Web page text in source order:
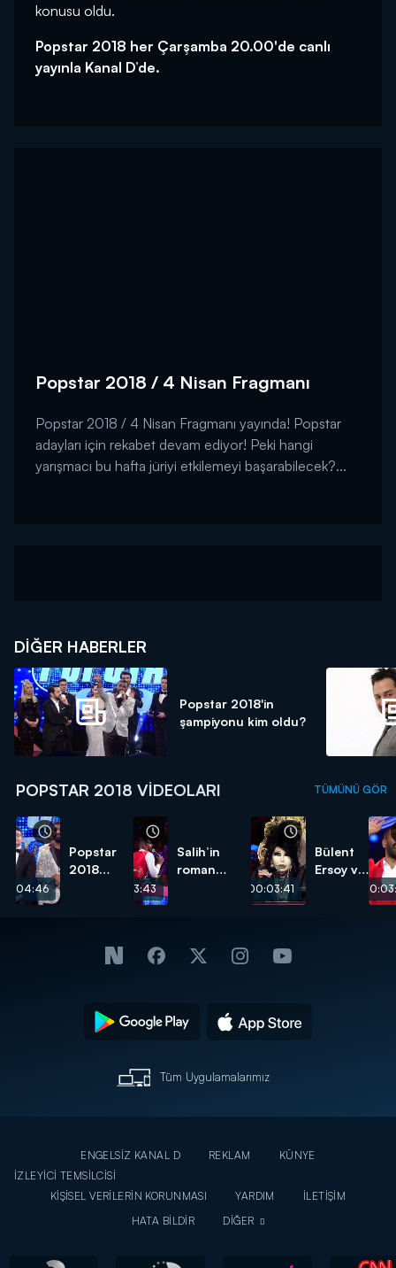
konusu oldu.
Popstar 2018 her Çarşamba 20.00'de canlı
yayınla Kanal D’de.
Popstar 2018 / 4 Nisan Fragmanı
Popstar 2018 / 4 Nisan Fragmanı yayında! Popstar
adayları için rekabet devam ediyor! Peki hangi
yarışmacı bu hafta jüriyi etkilemeyi başarabilecek?...
DIĞER HABERLER
Popstar 2018'in
şampiyonu kim oldu?
POPSTAR 2018 VIDEOLARI TÜMÜNÜ GÖR
Popstar
2018
00:03:43
Salih’in
roman
00:03:41
Bülent
Ersoy ve
Tüm Uygulamalarımız
ENGELSİZ KANAL D REKLAM
KÜNYE
İZLEYİCİ TEMSİLCİSİ
KİŞİSEL VERİLERİN KORUNMASI
YARDIM
İLETİŞİM
HATA BİLDİR
DİĞER